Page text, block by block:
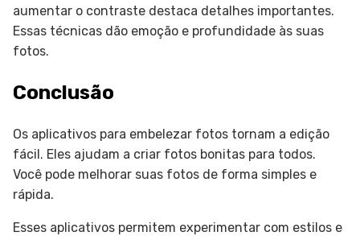
aumentar o contraste destaca detalhes importantes.
Essas técnicas dão emoção e profundidade às suas
fotos.
Conclusão
Os aplicativos para embelezar fotos tornam a edição
fácil. Eles ajudam a criar fotos bonitas para todos.
Você pode melhorar suas fotos de forma simples e
rápida.
Esses aplicativos permitem experimentar com estilos e